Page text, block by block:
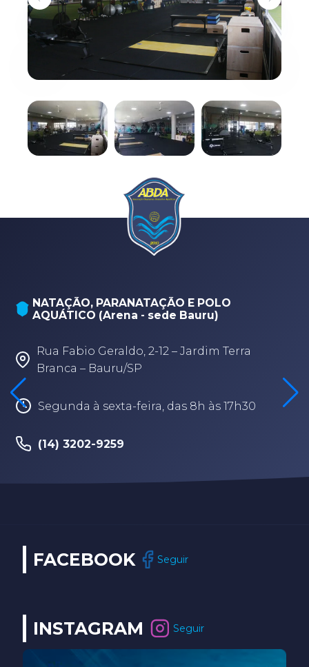
NATAÇÃO, PARANATAÇÃO E POLO
AQUÁTICO (Arena - sede Bauru)
Rua Fabio Geraldo, 2-12 – Jardim Terra
Branca – Bauru/SP
Segunda à sexta-feira, das 8h às 17h30
(14) 3202-9259
FACEBOOK Seguir
INSTAGRAM Seguir